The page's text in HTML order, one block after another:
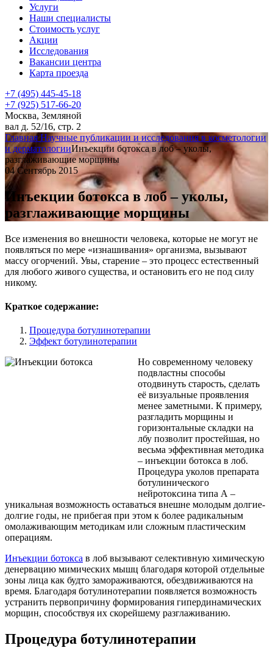
Услуги
Наши специалисты
Стоимость услуг
Акции
Исследования
Вакансии центра
Карта проезда
+7 (495) 445-45-18
+7 (925) 517-66-20
Москва, Земляной
вал д. 52/16, стр. 2
ГлавнаяНаучные публикации и исследования в косметологии
и дерматологииИнъекции ботокса в лоб – уколы,
разглаживающие морщины
04 Сентябрь 2015
Инъекции ботокса в лоб – уколы,
разглаживающие морщины
Все изменения во внешности человека, которые не могут не
появляться по мере «изнашивания» организма, вызывают
массу огорчений. Увы, старение – это процесс естественный
для любого живого существа, и остановить его не под силу
никому.
Краткое содержание:
Процедура ботулинотерапии
Эффект ботулинотерапии
Но современному человеку
подвластны способы
отодвинуть старость, сделать
её визуальные проявления
менее заметными. К примеру,
разгладить морщины и
горизонтальные складки на
лбу позволит простейшая, но
весьма эффективная методика
– инъекции ботокса в лоб.
Процедура уколов препарата
ботулинического
нейротоксина типа А –
уникальная возможность оставаться внешне молодым долгие-
долгие годы, не прибегая при этом к более радикальным
омолаживающим методикам или сложным пластическим
операциям.
Инъекции ботокса в лоб вызывают селективную химическую
денервацию мимических мышц благодаря которой отдельные
зоны лица как будто замораживаются, обездвиживаются на
время. Благодаря ботулинотерапии появляется возможность
устранить первопричину формирования гипердинамических
морщин, способствуя их скорейшему разглаживанию.
Процедура ботулинотерапии